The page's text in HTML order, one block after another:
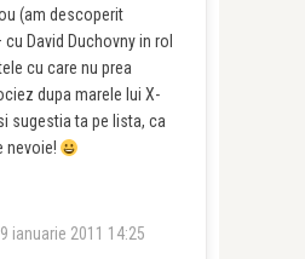
(am descoperit
David Duchovny in rol
cu care nu prea
dupa marele lui X-
sugestia ta pe lista, ca
nevoie!
9 ianuarie 2011 14:25